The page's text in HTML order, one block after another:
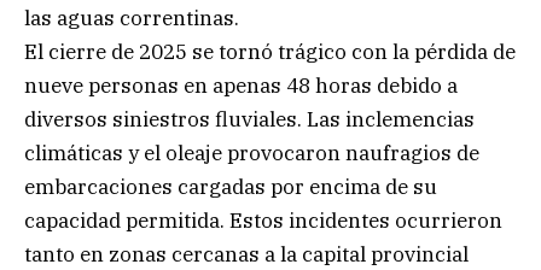
las aguas correntinas.
El cierre de 2025 se tornó trágico con la pérdida de
nueve personas en apenas 48 horas debido a
diversos siniestros fluviales. Las inclemencias
climáticas y el oleaje provocaron naufragios de
embarcaciones cargadas por encima de su
capacidad permitida. Estos incidentes ocurrieron
tanto en zonas cercanas a la capital provincial